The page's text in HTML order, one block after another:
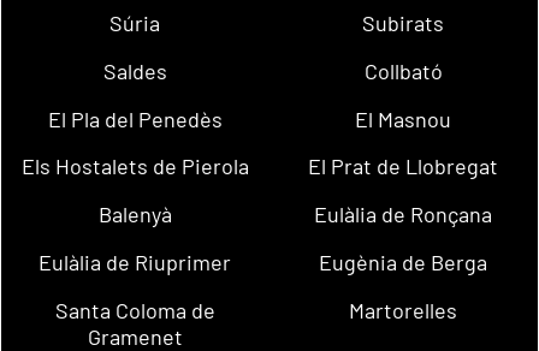
Súria
Subirats
Saldes
Collbató
El Pla del Penedès
El Masnou
Els Hostalets de Pierola
El Prat de Llobregat
Balenyà
Eulàlia de Ronçana
Eulàlia de Riuprimer
Eugènia de Berga
Santa Coloma de
Gramenet
Martorelles